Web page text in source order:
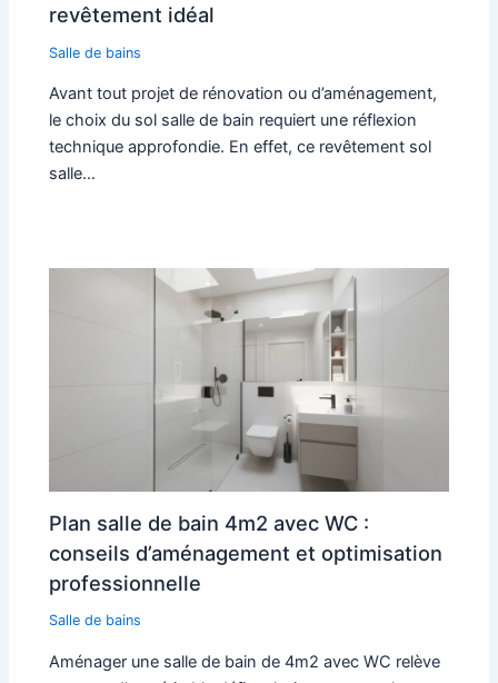
revêtement idéal
Salle de bains
Avant tout projet de rénovation ou d’aménagement,
le choix du sol salle de bain requiert une réflexion
technique approfondie. En effet, ce revêtement sol
salle…
Plan salle de bain 4m2 avec WC :
conseils d’aménagement et optimisation
professionnelle
Salle de bains
Aménager une salle de bain de 4m2 avec WC relève